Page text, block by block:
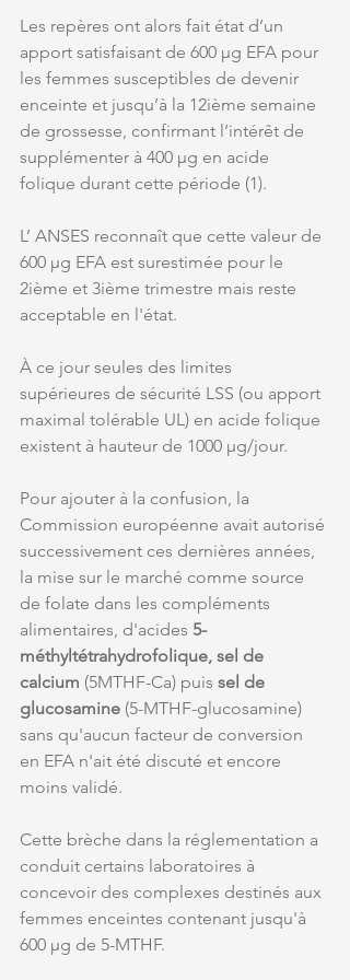
Les repères ont alors fait état d’un
apport satisfaisant de 600 µg EFA pour
les femmes susceptibles de devenir
enceinte et jusqu’à la 12ième semaine
de grossesse, confirmant l’intérêt de
supplémenter à 400 µg en acide
folique durant cette période (1).
L’ ANSES reconnaît que cette valeur de
600 µg EFA est surestimée pour le
2ième et 3ième trimestre mais reste
acceptable en l'état.
À ce jour seules des limites
supérieures de sécurité LSS (ou apport
maximal tolérable UL) en acide folique
existent à hauteur de 1000 µg/jour.
Pour ajouter à la confusion, la
Commission européenne avait autorisé
successivement ces dernières années,
la mise sur le marché comme source
de folate dans les compléments
alimentaires, d'acides 5-
méthyltétrahydrofolique, sel de
calcium (5MTHF-Ca) puis sel de
glucosamine (5-MTHF-glucosamine)
sans qu'aucun facteur de conversion
en EFA n'ait été discuté et encore
moins validé.
Cette brèche dans la réglementation a
conduit certains laboratoires à
concevoir des complexes destinés aux
femmes enceintes contenant jusqu'à
600 µg de 5-MTHF.